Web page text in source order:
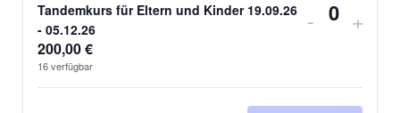
Tandemkurs für Eltern und Kinder 19.09.26
- 05.12.26
200,00€
16verfügbar
- Anzahl
+